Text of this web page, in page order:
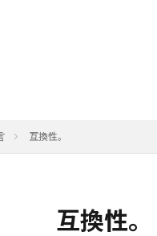
互換性。
互換性。